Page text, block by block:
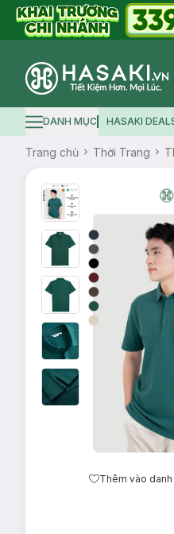
Logo
Hamburger icon
DANH MỤC HASAKI
Trang chủ Thời Trang
Thêm vào